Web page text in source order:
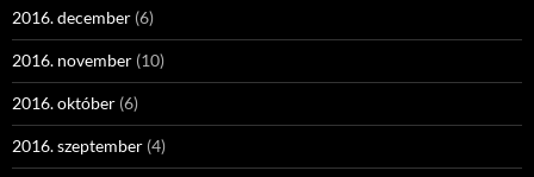
2016. december (6)
2016. november (10)
2016. október (6)
2016. szeptember (4)